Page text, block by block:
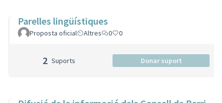
Parelles lingüístiques
Proposta oficial Altres 0 0
2 Suports Donar suport